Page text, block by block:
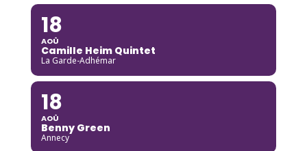
18
AOÛ
Camille Heim Quintet
La Garde-Adhémar
18
AOÛ
Benny Green
Annecy